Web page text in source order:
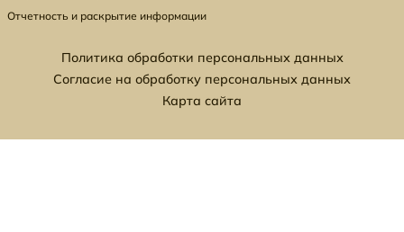
Отчетность и раскрытие информации
Политика обработки персональных данных
Согласие на обработку персональных данных
Карта сайта